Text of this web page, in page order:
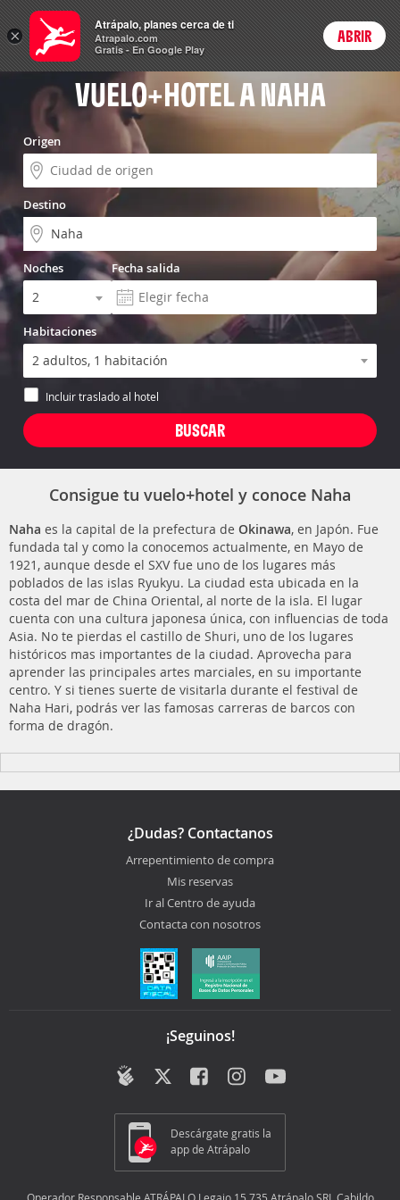
Vuelo+Hotel Precios enPeso
ARSCambiar moneda
Login
VUELO+HOTEL A NAHA
Origen
Destino
Noches Fecha salida
Habitaciones
Incluir traslado al hotel
Consigue tu vuelo+hotel y conoce Naha
Naha es la capital de la prefectura de Okinawa, en Japón. Fue
fundada tal y como la conocemos actualmente, en Mayo de
1921, aunque desde el SXV fue uno de los lugares más
poblados de las islas Ryukyu. La ciudad esta ubicada en la
costa del mar de China Oriental, al norte de la isla. El lugar
cuenta con una cultura japonesa única, con influencias de toda
Asia. No te pierdas el castillo de Shuri, uno de los lugares
históricos mas importantes de la ciudad. Aprovecha para
aprender las principales artes marciales, en su importante
centro. Y si tienes suerte de visitarla durante el festival de
Naha Hari, podrás ver las famosas carreras de barcos con
forma de dragón.
¿Dudas? Contactanos
Arrepentimiento de compra
Mis reservas
Ir al Centro de ayuda
Contacta con nosotros
¡Seguinos!
Descárgate gratis la
app de Atrápalo
×
Atrápalo, planes cerca de ti
Atrapalo.com
Gratis - En Google Play
ABRIR